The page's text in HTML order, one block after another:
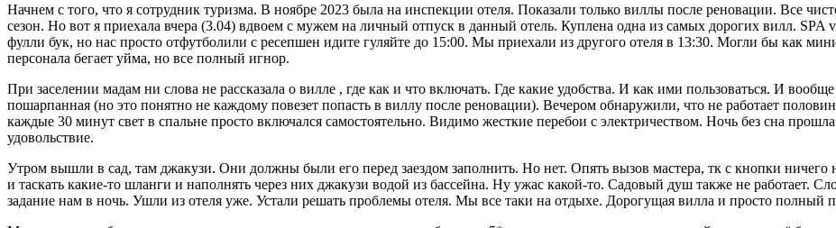
Начнем с того, что я сотрудник туризма. В ноябре 2023 была на инспекции отеля. Показали только виллы после реновации. Все
сезон. Но вот я приехала вчера (3.04) вдвоем с мужем на личный отпуск в данный отель. Куплена одна из самых дорогих вилл.
фулли бук, но нас просто отфутболили с ресепшен идите гуляйте до 15:00. Мы приехали из другого отеля в 13:30. Могли бы как
персонала бегает уйма, но все полный игнор.
При заселении мадам ни слова не рассказала о вилле , где как и что включать. Где какие удобства. И как ими пользоваться. И
пошарпанная (но это понятно не каждому повезет попасть в виллу после реновации). Вечером обнаружили, что не работает
каждые 30 минут свет в спальне просто включался самостоятельно. Видимо жесткие перебои с электричеством. Ночь без сна
удовольствие.
Утром вышли в сад, там джакузи. Они должны были его перед заездом заполнить. Но нет. Опять вызов мастера, тк с кнопки ничего
и таскать какие-то шланги и наполнять через них джакузи водой из бассейна. Ну ужас какой-то. Садовый душ также не работает.
задание нам в ночь. Ушли из отеля уже. Устали решать проблемы отеля. Мы все таки на отдыхе. Дорогущая вилла и просто полный